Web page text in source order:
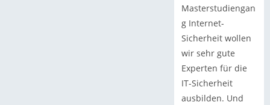
Masterstudiengan
g Internet-
Sicherheit wollen
wir sehr gute
Experten für die
IT-Sicherheit
ausbilden. Und